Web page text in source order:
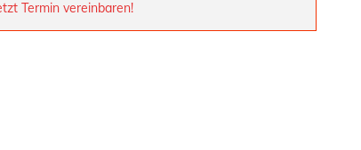
Termin vereinbaren!